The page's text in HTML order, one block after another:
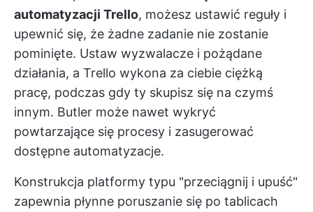
automatyzacji Trello, możesz ustawić reguły i
upewnić się, że żadne zadanie nie zostanie
pominięte. Ustaw wyzwalacze i pożądane
działania, a Trello wykona za ciebie ciężką
pracę, podczas gdy ty skupisz się na czymś
innym. Butler może nawet wykryć
powtarzające się procesy i zasugerować
dostępne automatyzacje.
Konstrukcja platformy typu "przeciągnij i upuść"
zapewnia płynne poruszanie się po tablicach